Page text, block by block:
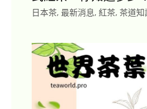
日本茶, 最新消息, 紅茶, 茶道知